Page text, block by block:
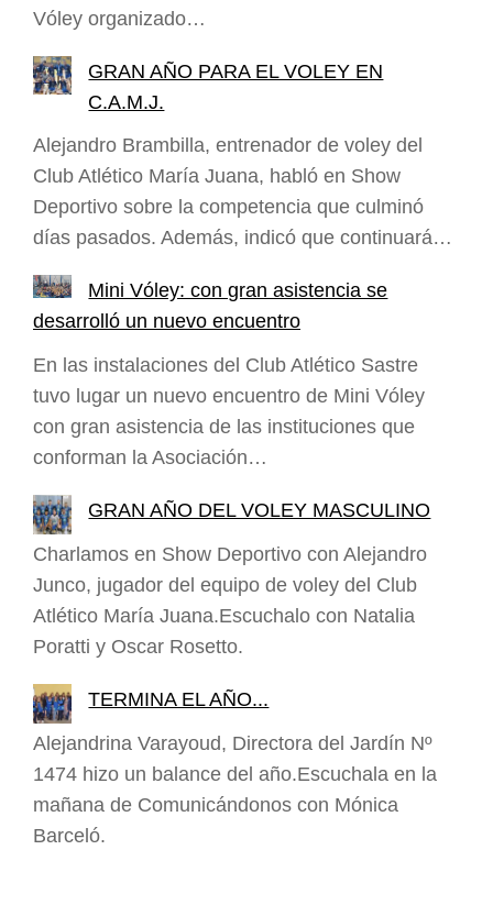
Vóley organizado…
GRAN AÑO PARA EL VOLEY EN
C.A.M.J.
Alejandro Brambilla, entrenador de voley del
Club Atlético María Juana, habló en Show
Deportivo sobre la competencia que culminó
días pasados. Además, indicó que continuará…
Mini Vóley: con gran asistencia se
desarrolló un nuevo encuentro
En las instalaciones del Club Atlético Sastre
tuvo lugar un nuevo encuentro de Mini Vóley
con gran asistencia de las instituciones que
conforman la Asociación…
GRAN AÑO DEL VOLEY MASCULINO
Charlamos en Show Deportivo con Alejandro
Junco, jugador del equipo de voley del Club
Atlético María Juana.Escuchalo con Natalia
Poratti y Oscar Rosetto.
TERMINA EL AÑO...
Alejandrina Varayoud, Directora del Jardín Nº
1474 hizo un balance del año.Escuchala en la
mañana de Comunicándonos con Mónica
Barceló.